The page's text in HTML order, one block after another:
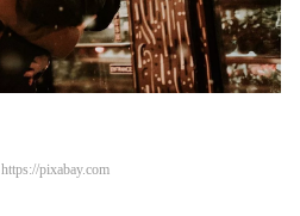
https://pixabay.com